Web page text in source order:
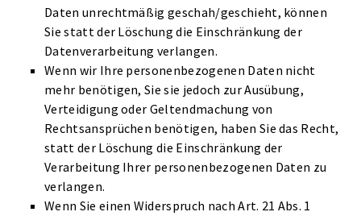
Daten unrechtmäßig geschah/geschieht, können
Sie statt der Löschung die Einschränkung der
Datenverarbeitung verlangen.
Wenn wir Ihre personenbezogenen Daten nicht
mehr benötigen, Sie sie jedoch zur Ausübung,
Verteidigung oder Geltendmachung von
Rechtsansprüchen benötigen, haben Sie das Recht,
statt der Löschung die Einschränkung der
Verarbeitung Ihrer personenbezogenen Daten zu
verlangen.
Wenn Sie einen Widerspruch nach Art. 21 Abs. 1